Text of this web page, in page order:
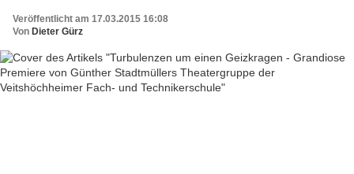
Veröffentlicht am 17.03.2015 16:08
Von Dieter Gürz